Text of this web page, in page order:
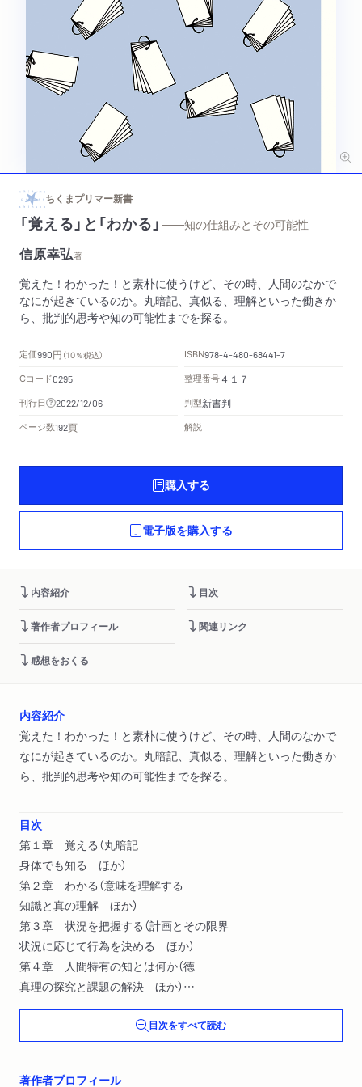
ちくまプリマー新書
「覚える」と「わかる」 ——知の仕組みとその可能性
信原幸弘著
覚えた！わかった！と素朴に使うけど、その時、人間のなかで
なにが起きているのか。丸暗記、真似る、理解といった働きか
ら、批判的思考や知の可能性までを探る。
定価990円 （10％税込） ISBN978-4-480-68441-7
Cコード0295 整理番号４１７
刊行日 2022/12/06 判型新書判
ページ数192頁 解説
購入する
電子版を購入する
内容紹介 目次
著作者プロフィール 関連リンク
感想をおくる
内容紹介
覚えた！わかった！と素朴に使うけど、その時、人間のなかで
なにが起きているのか。丸暗記、真似る、理解といった働きか
ら、批判的思考や知の可能性までを探る。
目次
第１章 覚える（丸暗記
身体でも知る ほか）
第２章 わかる（意味を理解する
知識と真の理解 ほか）
第３章 状況を把握する（計画とその限界
状況に応じて行為を決める ほか）
第４章 人間特有の知とは何か（徳
真理の探究と課題の解決 ほか）
第５章 機械がひらく知の可能性（自己認識と他者理解はどう変
わるのか／架空と現実の違いがなくなるのか ほか）
目次をすべて読む
著作者プロフィール